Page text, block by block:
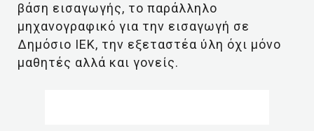
βάση εισαγωγής, το παράλληλο
μηχανογραφικό για την εισαγωγή σε
Δημόσιο ΙΕΚ, την εξεταστέα ύλη όχι μόνο
μαθητές αλλά και γονείς.